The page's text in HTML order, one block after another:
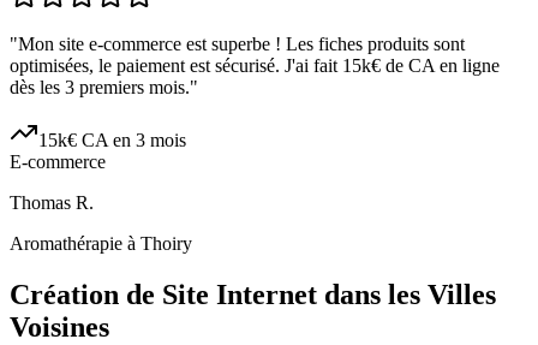
"Mon site e-commerce est superbe ! Les fiches produits sont
optimisées, le paiement est sécurisé. J'ai fait 15k€ de CA en ligne
dès les 3 premiers mois."
15k€ CA en 3 mois
E-commerce
Thomas R.
Aromathérapie à Thoiry
Création de Site Internet dans les Villes
Voisines